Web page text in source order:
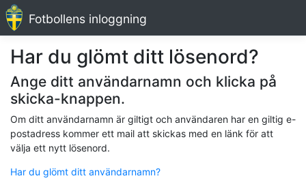
Fotbollens inloggning
Har du glömt ditt lösenord?
Ange ditt användarnamn och klicka på
skicka-knappen.
Om ditt användarnamn är giltigt och användaren har en giltig e-
postadress kommer ett mail att skickas med en länk för att
välja ett nytt lösenord.
Har du glömt ditt användarnamn?